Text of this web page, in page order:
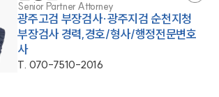
Senior Partner Attorney
광주고검 부장검사·광주지검 순천지청
부장검사 경력,경호/형사/행정전문변호
사
T. 070-7510-2016